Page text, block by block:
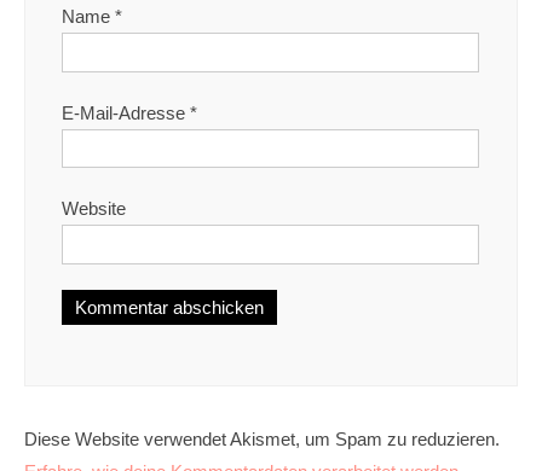
Name *
E-Mail-Adresse *
Website
Diese Website verwendet Akismet, um Spam zu reduzieren.